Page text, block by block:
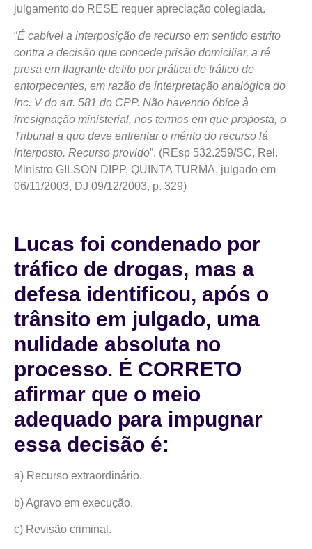
julgamento do RESE requer apreciação colegiada.
“É cabível a interposição de recurso em sentido estrito
contra a decisão que concede prisão domiciliar, a ré
presa em flagrante delito por prática de tráfico de
entorpecentes, em razão de interpretação analógica do
inc. V do art. 581 do CPP. Não havendo óbice à
irresignação ministerial, nos termos em que proposta, o
Tribunal a quo deve enfrentar o mérito do recurso lá
interposto. Recurso provido”. (REsp 532.259/SC, Rel.
Ministro GILSON DIPP, QUINTA TURMA, julgado em
06/11/2003, DJ 09/12/2003, p. 329)
Lucas foi condenado por
tráfico de drogas, mas a
defesa identificou, após o
trânsito em julgado, uma
nulidade absoluta no
processo. É CORRETO
afirmar que o meio
adequado para impugnar
essa decisão é:
a) Recurso extraordinário.
b) Agravo em execução.
c) Revisão criminal.